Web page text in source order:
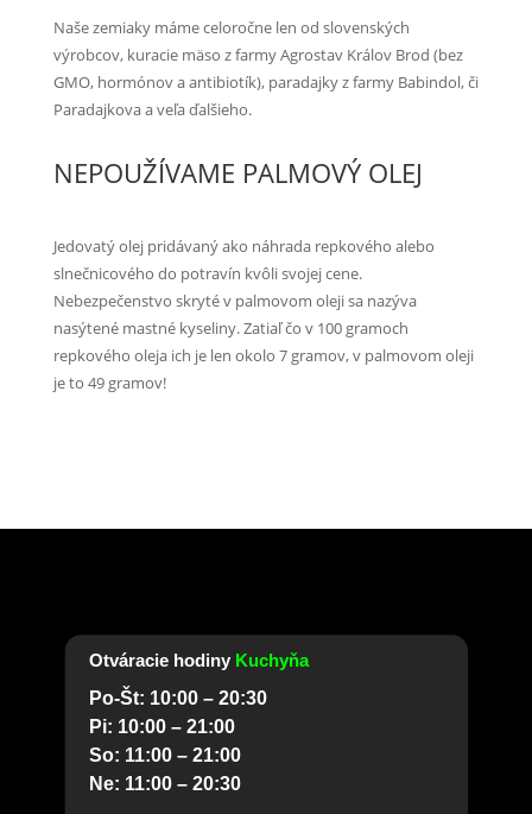
Naše zemiaky máme celoročne len od slovenských
výrobcov, kuracie mäso z farmy Agrostav Králov Brod (bez
GMO, hormónov a antibiotík), paradajky z farmy Babindol, či
Paradajkova a veľa ďalšieho.
NEPOUŽÍVAME PALMOVÝ OLEJ
Jedovatý olej pridávaný ako náhrada repkového alebo
slnečnicového do potravín kvôli svojej cene.
Nebezpečenstvo skryté v palmovom oleji sa nazýva
nasýtené mastné kyseliny. Zatiaľ čo v 100 gramoch
repkového oleja ich je len okolo 7 gramov, v palmovom oleji
je to 49 gramov!
Otváracie hodiny Kuchyňa
Po-Št: 10:00 – 20:30
Pi: 10:00 – 21:00
So: 11:00 – 21:00
Ne: 11:00 – 20:30